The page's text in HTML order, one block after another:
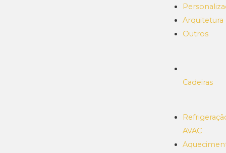
Arquitetura
Outros
Cadeiras
AVAC